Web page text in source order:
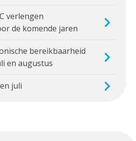
verlengen
de komende jaren
bereikbaarheid
en augustus
juli